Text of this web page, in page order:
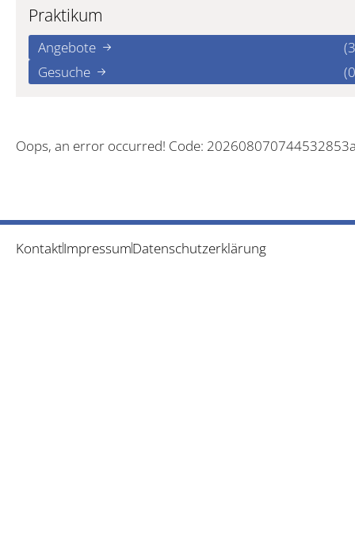
Praktikum
Angebote
Gesuche
Oops, an error occurred! Code:
KontaktImpressumDatenschutzerklärung